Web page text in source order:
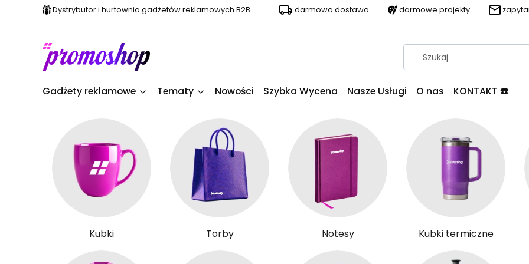
Dystrybutor i hurtownia gadżetów reklamowych B2B darmowa dostawa darmowe projekty
Gadżety reklamowe Tematy Nowości Szybka Wycena Nasze Usługi O nas KONTAKT ☎️
Kubki Torby Notesy Kubki termiczne